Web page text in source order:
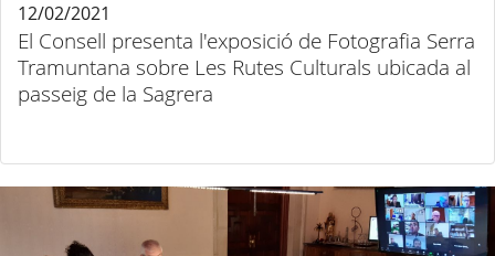
El Consell presenta l'exposició de Fotografia Serra
Tramuntana sobre Les Rutes Culturals ubicada al
passeig de la Sagrera
12/02/2021